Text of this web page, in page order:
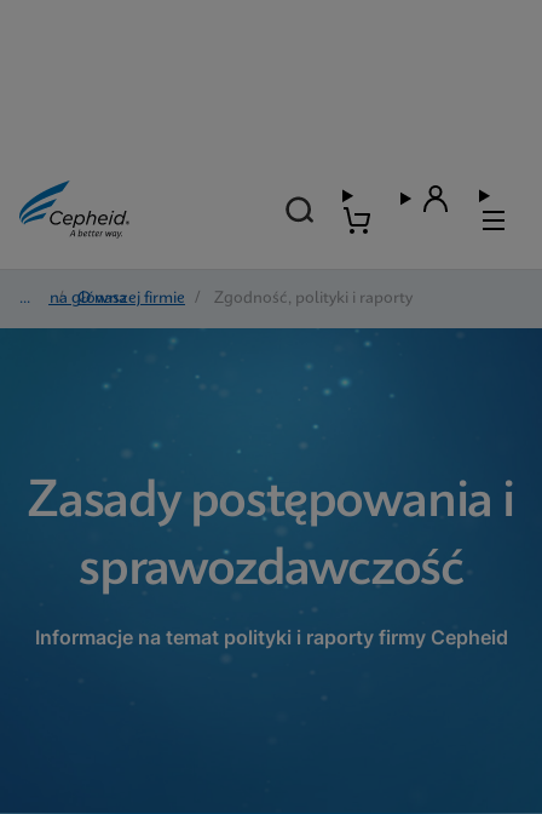
Strona główna
/ O naszej firmie / Zgodność, polityki i raporty
Zasady postępowania i
sprawozdawczość
Informacje na temat polityki i raporty firmy Cepheid